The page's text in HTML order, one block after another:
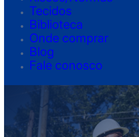
Tecidos
Biblioteca
Onde comprar
Blog
Fale conosco